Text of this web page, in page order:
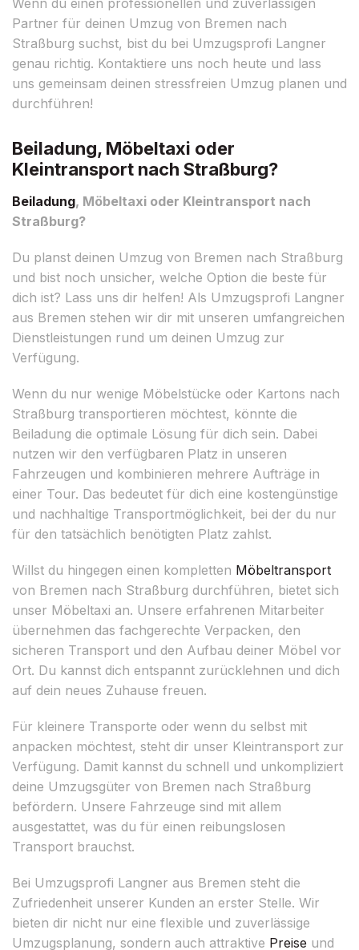
Partner für deinen Umzug von Bremen nach
Straßburg suchst, bist du bei Umzugsprofi Langner
genau richtig. Kontaktiere uns noch heute und lass
uns gemeinsam deinen stressfreien Umzug planen und
durchführen!
Beiladung, Möbeltaxi oder
Kleintransport nach Straßburg?
Beiladung, Möbeltaxi oder Kleintransport nach
Straßburg?
Du planst deinen Umzug von Bremen nach Straßburg
und bist noch unsicher, welche Option die beste für
dich ist? Lass uns dir helfen! Als Umzugsprofi Langner
aus Bremen stehen wir dir mit unseren umfangreichen
Dienstleistungen rund um deinen Umzug zur
Verfügung.
Wenn du nur wenige Möbelstücke oder Kartons nach
Straßburg transportieren möchtest, könnte die
Beiladung die optimale Lösung für dich sein. Dabei
nutzen wir den verfügbaren Platz in unseren
Fahrzeugen und kombinieren mehrere Aufträge in
einer Tour. Das bedeutet für dich eine kostengünstige
und nachhaltige Transportmöglichkeit, bei der du nur
für den tatsächlich benötigten Platz zahlst.
Willst du hingegen einen kompletten Möbeltransport
von Bremen nach Straßburg durchführen, bietet sich
unser Möbeltaxi an. Unsere erfahrenen Mitarbeiter
übernehmen das fachgerechte Verpacken, den
sicheren Transport und den Aufbau deiner Möbel vor
Ort. Du kannst dich entspannt zurücklehnen und dich
auf dein neues Zuhause freuen.
Für kleinere Transporte oder wenn du selbst mit
anpacken möchtest, steht dir unser Kleintransport zur
Verfügung. Damit kannst du schnell und unkompliziert
deine Umzugsgüter von Bremen nach Straßburg
befördern. Unsere Fahrzeuge sind mit allem
ausgestattet, was du für einen reibungslosen
Transport brauchst.
Bei Umzugsprofi Langner aus Bremen steht die
Zufriedenheit unserer Kunden an erster Stelle. Wir
bieten dir nicht nur eine flexible und zuverlässige
Umzugsplanung, sondern auch attraktive Preise und